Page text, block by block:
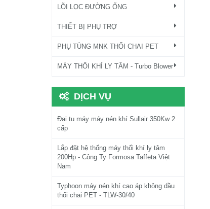
LÕI LỌC ĐƯỜNG ỐNG
THIẾT BỊ PHỤ TRỢ
PHỤ TÙNG MNK THỔI CHAI PET
MÁY THỔI KHÍ LY TÂM - Turbo Blower
DỊCH VỤ
Đại tu máy máy nén khí Sullair 350Kw 2
cấp
Lắp đặt hệ thống máy thổi khí ly tâm
200Hp - Công Ty Formosa Taffeta Việt
Nam
Typhoon máy nén khí cao áp không dầu
thổi chai PET - TLW-30/40